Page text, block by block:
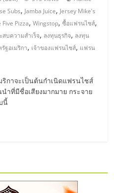
Subs, Jamba Juice, Jersey Mike's
Five Pizza,Wingstop,ซื้อแฟรนไชส์,
สบความสำเร็จ, ลงทุนธุรกิจ, ลงทุน
รัฐอเมริกา, เจ้าของแฟรนไชส์, แฟรน
ริกาจะเป็นต้นกำเนิดแฟรนไชส์
ที่มีชื่อเสียงมากมาย กระจาย
นี้